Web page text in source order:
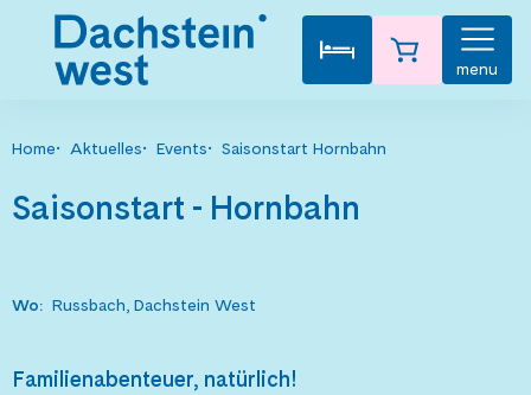
menu
Home Aktuelles Events Saisonstart Hornbahn
Saisonstart - Hornbahn
Wo: Russbach, Dachstein West
Familienabenteuer, natürlich!